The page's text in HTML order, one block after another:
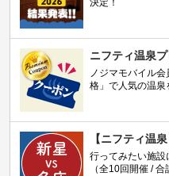
決定！
ニフティ温泉
ノジマモバイル
格」で人気の温泉
【ニフティ温
行ってみたい施設
（全10回開催 / 合